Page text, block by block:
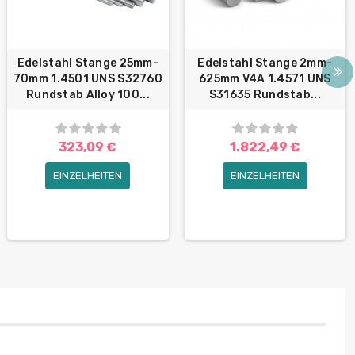
Edelstahl Stange 25mm-
70mm 1.4501 UNS S32760
Rundstab Alloy 100...
323,09 €
EINZELHEITEN
Edelstahl Stange 2mm-
625mm V4A 1.4571 UNS
S31635 Rundstab...
1.822,49 €
EINZELHEITEN